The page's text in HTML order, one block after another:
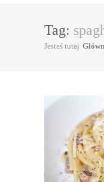
Tag:
Jesteś tutaj